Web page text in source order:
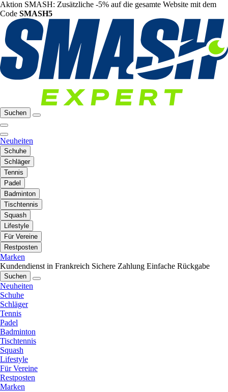
Aktion SMASH: Zusätzliche -5% auf die gesamte Website mit dem
Code SMASH5
Suchen
Neuheiten
Schuhe
Schläger
Tennis
Padel
Badminton
Tischtennis
Squash
Lifestyle
Für Vereine
Restposten
Marken
Kundendienst in Frankreich Sichere Zahlung Einfache Rückgabe
Suchen
Neuheiten
Schuhe
Schläger
Tennis
Padel
Badminton
Tischtennis
Squash
Lifestyle
Für Vereine
Restposten
Marken